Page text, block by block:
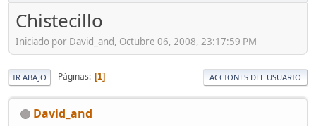
Chistecillo
Iniciado por David_and, Octubre 06, 2008, 23:17:59 PM
IR ABAJO Páginas 1 ACCIONES DEL USUARIO
David_and